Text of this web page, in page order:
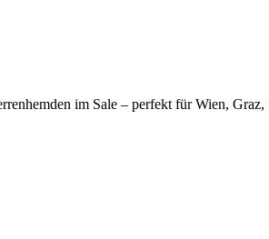
im Sale – perfekt für Wien,